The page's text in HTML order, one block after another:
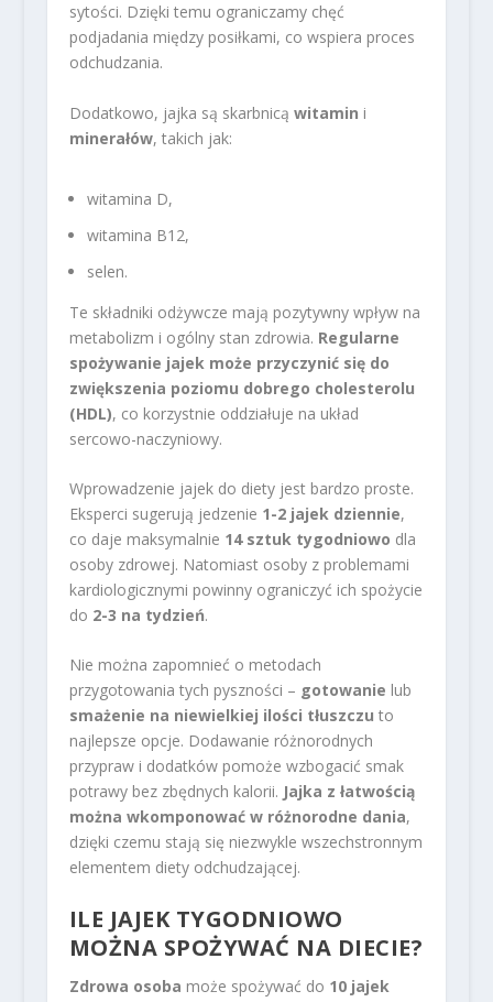
sytości. Dzięki temu ograniczamy chęć
podjadania między posiłkami, co wspiera proces
odchudzania.
Dodatkowo, jajka są skarbnicą witamin i
minerałów, takich jak:
witamina D,
witamina B12,
selen.
Te składniki odżywcze mają pozytywny wpływ na
metabolizm i ogólny stan zdrowia. Regularne
spożywanie jajek może przyczynić się do
zwiększenia poziomu dobrego cholesterolu
(HDL), co korzystnie oddziałuje na układ
sercowo-naczyniowy.
Wprowadzenie jajek do diety jest bardzo proste.
Eksperci sugerują jedzenie 1-2 jajek dziennie,
co daje maksymalnie 14 sztuk tygodniowo dla
osoby zdrowej. Natomiast osoby z problemami
kardiologicznymi powinny ograniczyć ich spożycie
do 2-3 na tydzień.
Nie można zapomnieć o metodach
przygotowania tych pyszności – gotowanie lub
smażenie na niewielkiej ilości tłuszczu to
najlepsze opcje. Dodawanie różnorodnych
przypraw i dodatków pomoże wzbogacić smak
potrawy bez zbędnych kalorii. Jajka z łatwością
można wkomponować w różnorodne dania,
dzięki czemu stają się niezwykle wszechstronnym
elementem diety odchudzającej.
ILE JAJEK TYGODNIOWO
MOŻNA SPOŻYWAĆ NA DIECIE?
Zdrowa osoba może spożywać do 10 jajek